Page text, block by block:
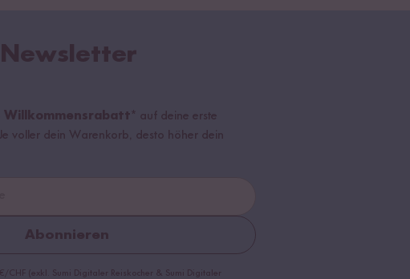
Willkommensrabatt* auf deine erste
voller dein Warenkorb, desto höher dein
Abonnieren
CHF (exkl. Sumi Digitaler Reiskocher & Sumi Digitaler